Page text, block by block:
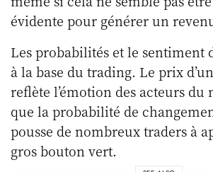
évidente pour générer un
Les probabilités et le sentiment
à la base du trading. Le prix
reflète l’émotion des acteurs du
que la probabilité de
pousse de nombreux traders à
gros bouton vert.